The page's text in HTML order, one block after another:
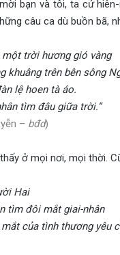
bạn và tôi, ta cứ
câu ca dù buồn bã,
một trời hương gió vàng
khuâng trên bên sông
lệ hoen tà áo.
tìm đâu giữa trời.”
– bđd)
ở mọi nơi, mọi thời.
Hai
tìm đôi mắt giai-nhân
của tình thương yêu